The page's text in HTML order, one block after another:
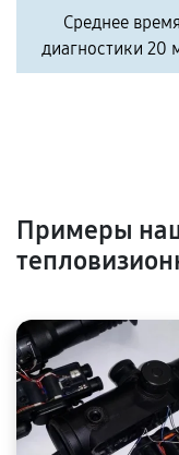
Среднее время
диагностики 20
Примеры